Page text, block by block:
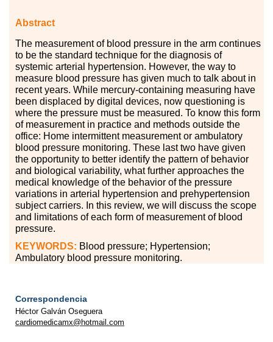
Abstract
The measurement of blood pressure in the arm continues
to be the standard technique for the diagnosis of
systemic arterial hypertension. However, the way to
measure blood pressure has given much to talk about in
recent years. While mercury-containing measuring have
been displaced by digital devices, now questioning is
where the pressure must be measured. To know this form
of measurement in practice and methods outside the
office: Home intermittent measurement or ambulatory
blood pressure monitoring. These last two have given
the opportunity to better identify the pattern of behavior
and biological variability, what further approaches the
medical knowledge of the behavior of the pressure
variations in arterial hypertension and prehypertension
subject carriers. In this review, we will discuss the scope
and limitations of each form of measurement of blood
pressure.
KEYWORDS: Blood pressure; Hypertension;
Ambulatory blood pressure monitoring.
Correspondencia
Héctor Galván Oseguera
cardiomedicamx@hotmail.com